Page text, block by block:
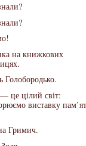
на книжкових
Голобородько.
це цілий світ:
виставку
Гримич.